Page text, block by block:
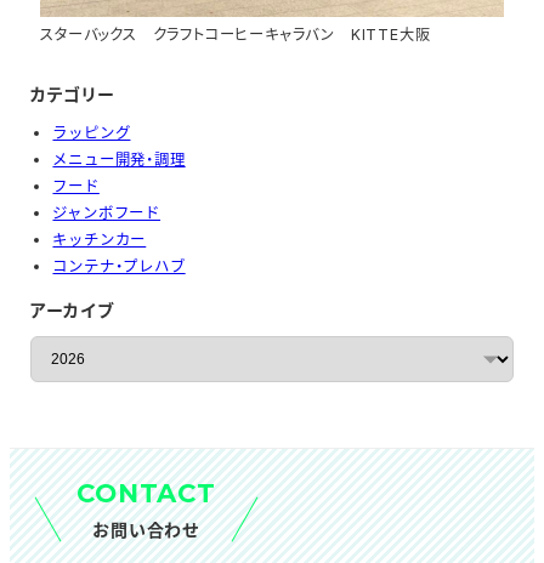
スターバックス クラフトコーヒーキャラバン KITTE大阪
カテゴリー
ラッピング
メニュー開発・調理
フード
ジャンボフード
キッチンカー
コンテナ・プレハブ
アーカイブ
ア
ー
ブ
CONTACT
お問い合わせ